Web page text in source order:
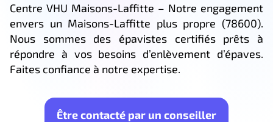
Centre VHU Maisons-Laffitte – Notre engagement
envers un Maisons-Laffitte plus propre (78600).
Nous sommes des épavistes certifiés prêts à
répondre à vos besoins d’enlèvement d’épaves.
Faites confiance à notre expertise.
Être contacté par un conseiller